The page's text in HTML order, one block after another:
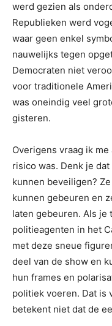
werd gezien als
Republieken werd
waar geen enkel
nauwelijks tegen
Democraten niet
voor traditionele
was oneindig veel
gisteren.
Overigens vraag ik
risico was. Denk je
kunnen beveiligen?
kunnen gebeuren en
laten gebeuren. Als je
politieagenten in het
met deze sneue
deel van de show en
hun frames en
politiek voeren. Dat is
betekent niet dat de